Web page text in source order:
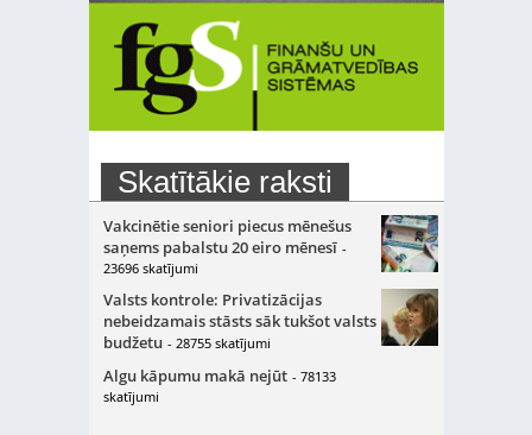
Skatītākie raksti
Vakcinētie seniori piecus mēnešus
saņems pabalstu 20 eiro mēnesī -
23696 skatījumi
Valsts kontrole: Privatizācijas
nebeidzamais stāsts sāk tukšot valsts
budžetu - 28755 skatījumi
Algu kāpumu makā nejūt - 78133
skatījumi